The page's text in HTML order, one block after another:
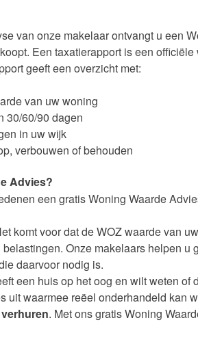
Contact
De waarde van uw woning
van onze makelaar ontvangt u een
Een taxatierapport is een
geeft een overzicht met:
van uw woning
30/60/90 dagen
in uw wijk
verbouwen of behouden
Advies?
een gratis Woning Waarde
komt voor dat de WOZ waarde van
Onze makelaars helpen
daarvoor nodig is.
een huis op het oog en wilt weten
uit waarmee reëel onderhandeld kan
. Met ons gratis Woning